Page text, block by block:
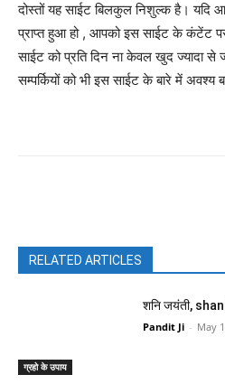
दोस्तों यह साईट बिलकुल निशुल्क है। यदि
प्राप्त हुआ हो , आपको इस साईट के कंटेंट
साईट को प्रति दिन ना केवल खुद ज्यादा से
सम्पर्कियों को भी इस साईट के बारे में अवश्य
RELATED ARTICLES
ग्रहो के उपाय
शनि जयंती,
Pandit Ji - May